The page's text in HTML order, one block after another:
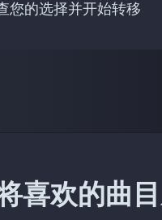
您的选择并开始转移
喜欢的曲